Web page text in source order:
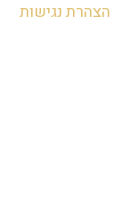
הצהרת נגישות